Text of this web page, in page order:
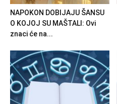
NAPOKON DOBIJAJU ŠANSU
O KOJOJ SU MAŠTALI: Ovi
znaci će na...